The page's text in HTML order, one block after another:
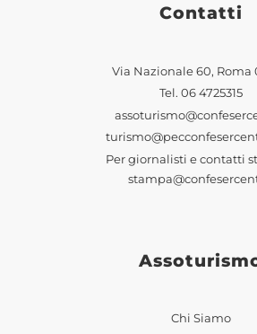
Contatti
Via Nazionale 60, Roma
Tel. 06 4725315
Per giornalisti e contatti
Chi Siamo